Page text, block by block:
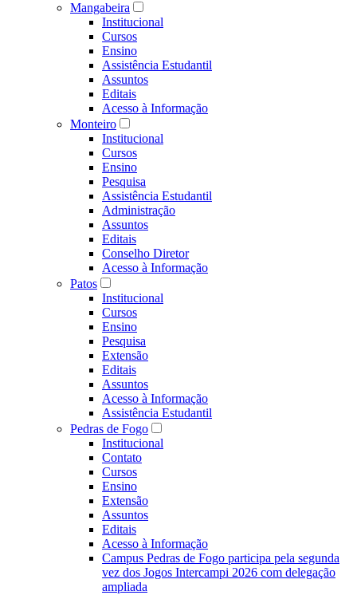
Mangabeira
Institucional
Cursos
Ensino
Assistência Estudantil
Assuntos
Editais
Acesso à Informação
Monteiro
Institucional
Cursos
Ensino
Pesquisa
Assistência Estudantil
Administração
Assuntos
Editais
Conselho Diretor
Acesso à Informação
Patos
Institucional
Cursos
Ensino
Pesquisa
Extensão
Editais
Assuntos
Acesso à Informação
Assistência Estudantil
Pedras de Fogo
Institucional
Contato
Cursos
Ensino
Extensão
Assuntos
Editais
Acesso à Informação
Campus Pedras de Fogo participa pela segunda
vez dos Jogos Intercampi 2026 com delegação
ampliada